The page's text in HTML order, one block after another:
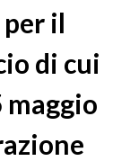
il
di cui
maggio